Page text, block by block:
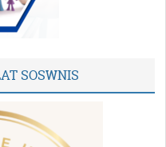
SOSWNIS